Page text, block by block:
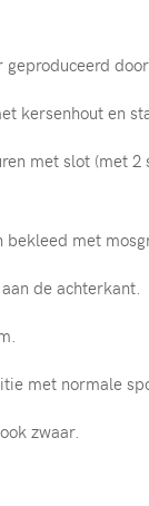
kersenhout en
met slot (met
met
de achterkant.
met normale
zwaar.